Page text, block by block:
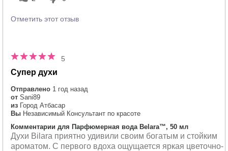
Отметить этот отзыв
5
Супер духи
Отправлено 1 год назад
от Sani89
из Город Атбасар
Вы Независимый Консультант по красоте
Комментарии для Парфюмерная вода Belara™, 50 мл
Духи Bilara приятно удивили своим богатым и стойким
ароматом. С первого вдоха ощущается яркая цветочно-